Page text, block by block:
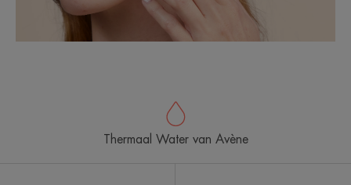
Thermaal Water van Avène